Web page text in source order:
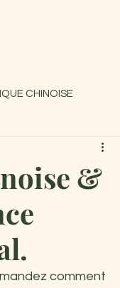
CHINOISE
&
comment